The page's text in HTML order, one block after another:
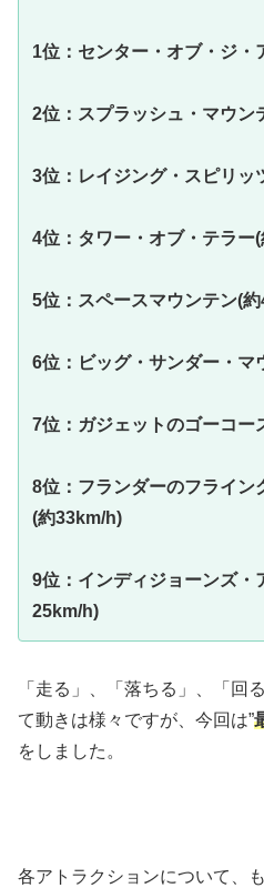
1位：センター・オブ・ジ・
2位：スプラッシュ・マウン
3位：レイジング・スピリッ
4位：タワー・オブ・テラー
5位：スペースマウンテン(
6位：ビッグ・サンダー・マ
7位：ガジェットのゴーコー
8位：フランダーのフライン
(約33km/h)
9位：インディジョーンズ・
25km/h)
「走る」、「落ちる」、「回
て動きは様々ですが、今回は”
をしました。
各アトラクションについて、